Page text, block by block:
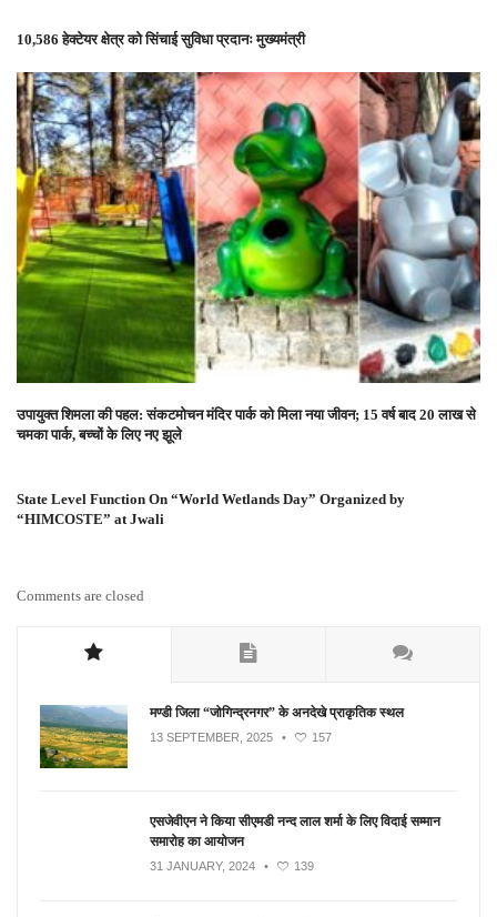
10,586 हेक्टेयर क्षेत्र को सिंचाई सुविधा प्रदानः मुख्यमंत्री
उपायुक्त शिमला की पहल: संकटमोचन मंदिर पार्क को मिला नया जीवन; 15 वर्ष बाद 20 लाख से
चमका पार्क, बच्चों के लिए नए झूले
State Level Function On “World Wetlands Day” Organized by
“HIMCOSTE” at Jwali
Comments are closed
मण्डी जिला “जोगिन्द्रनगर” के अनदेखे प्राकृतिक स्थल
13 SEPTEMBER, 2025 • 157
एसजेवीएन ने किया सीएमडी नन्‍द लाल शर्मा के लिए विदाई सम्मान
समारोह का आयोजन
31 JANUARY, 2024 • 139